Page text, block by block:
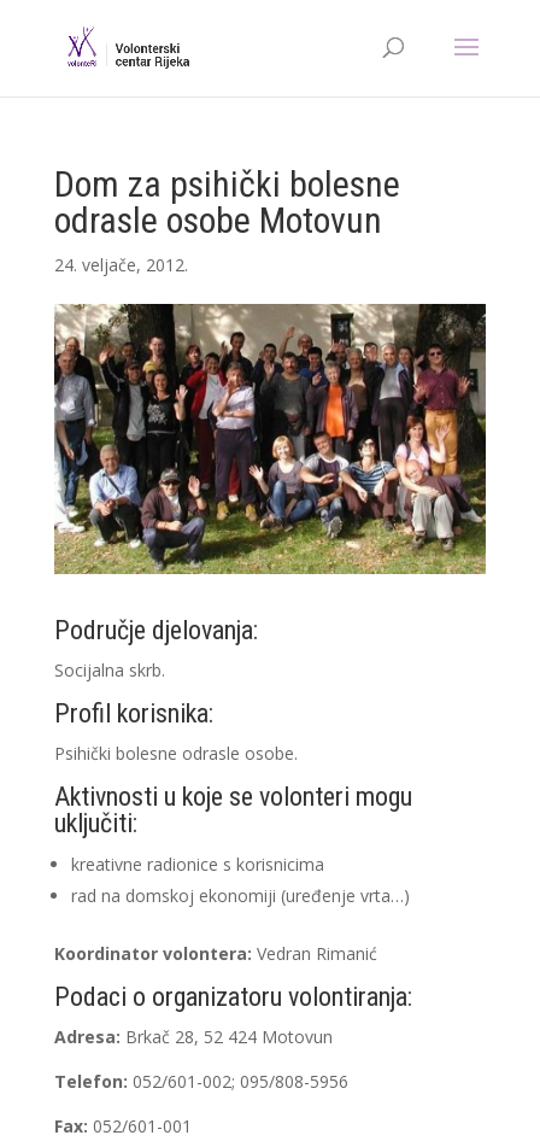
Dom za psihički bolesne
odrasle osobe Motovun
24. veljače, 2012.
Područje djelovanja:
Socijalna skrb.
Profil korisnika:
Psihički bolesne odrasle osobe.
Aktivnosti u koje se volonteri mogu
uključiti:
kreativne radionice s korisnicima
rad na domskoj ekonomiji (uređenje vrta…)
Koordinator volontera: Vedran Rimanić
Podaci o organizatoru volontiranja:
Adresa: Brkač 28, 52 424 Motovun
Telefon: 052/601-002; 095/808-5956
Fax: 052/601-001